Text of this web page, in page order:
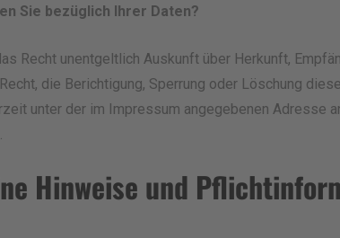
Sie bezüglich Ihrer Daten?
Recht unentgeltlich Auskunft über Herkunft,
die Berichtigung, Sperrung oder Löschung
unter der im Impressum angegebenen Adresse
Hinweise und